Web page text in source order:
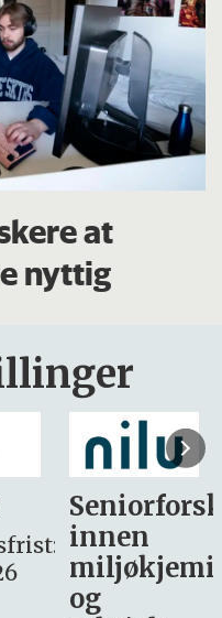
at
nyttig
søker
– fast